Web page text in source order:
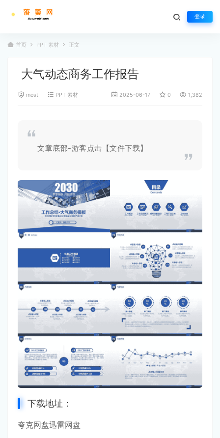
登录
首页 PPT 素材 正文
大气动态商务工作报告
most PPT 素材 2025-06-17 0 1,382
文章底部-游客点击【文件下载】
下载地址：
夸克网盘迅雷网盘